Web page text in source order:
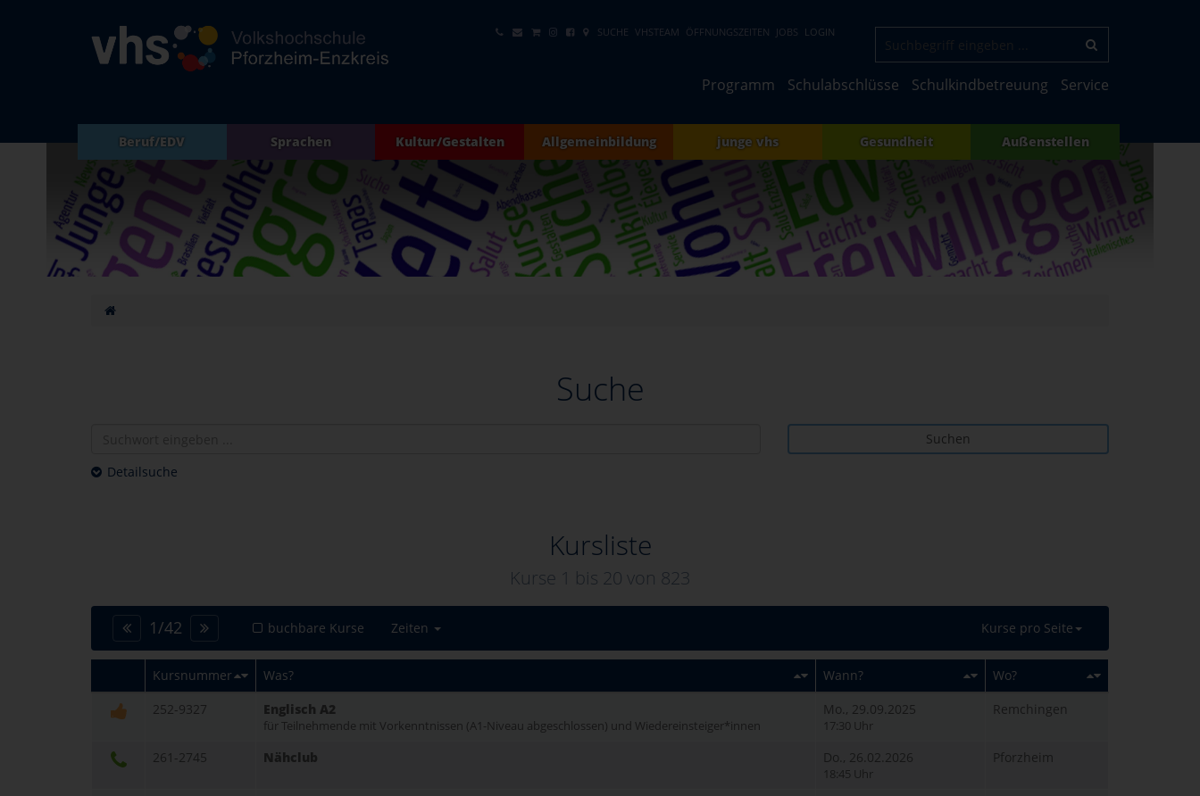
SUCHE VHSTEAM ÖFFNUNGSZEITEN JOBS LOGIN
Programm Schulabschlüsse Schulkindbetreuung Service
Beruf/EDV Sprachen Kultur/Gestalten Allgemeinbildung junge vhs Gesundheit Außenstellen
Suche
Suchen
Detailsuche
Kursliste
Kurse 1 bis 20 von 823
1/42 buchbare Kurse Zeiten Kurse pro Seite
Kursnummer Was? Wann?
Wo?
252-9327
Englisch A2
für Teilnehmende mit Vorkenntnissen (A1-Niveau abgeschlossen) und Wiedereinsteiger*innen
Mo., 29.09.2025
17:30 Uhr
Remchingen
261-2745 Nähclub Do., 26.02.2026
18:45 Uhr
Pforzheim